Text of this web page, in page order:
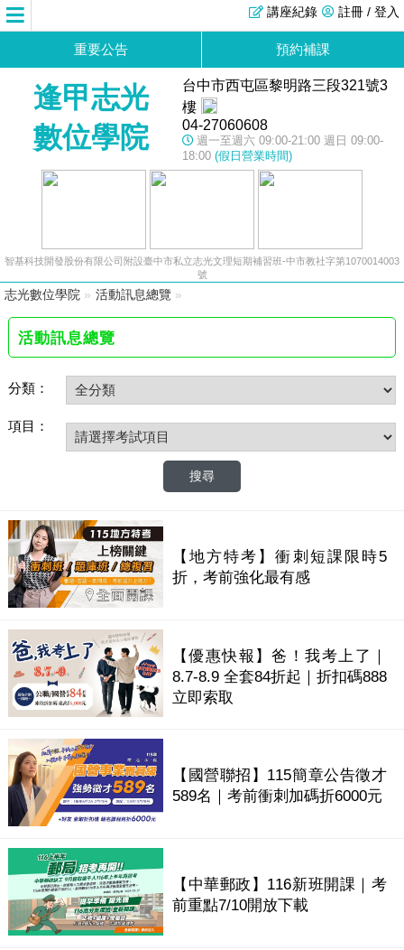
註冊 / 登入
講座紀錄
重要公告 預約補課
逢甲志光
數位學院
台中市西屯區黎明路三段321號3
樓
04-27060608
週一至週六 09:00-21:00 週日 09:00-
18:00 (假日營業時間)
智基科技開發股份有限公司附設臺中市私立志光文理短期補習班-中市教社字第1070014003
號
志光數位學院 » 活動訊息總覽 »
活動訊息總覽
分類：
項目：
【地方特考】衝刺短課限時5
折，考前強化最有感
【優惠快報】爸！我考上了｜
8.7-8.9 全套84折起｜折扣碼888
立即索取
【國營聯招】115簡章公告徵才
589名｜考前衝刺加碼折6000元
【中華郵政】116新班開課｜考
前重點7/10開放下載